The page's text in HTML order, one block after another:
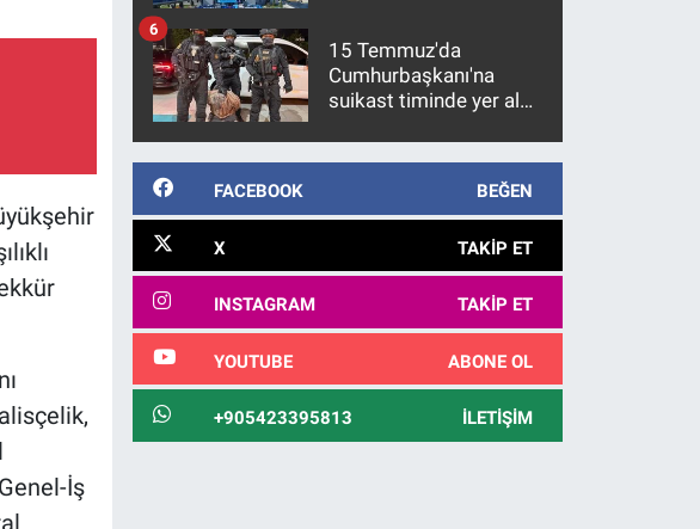
İş
15 Temmuz'da
Cumhurbaşkanı'na
suikast timinde yer alan
10 yıl sonra yakalandı
6
FACEBOOK BEĞEN
X TAKIP ET
INSTAGRAM TAKIP ET
YOUTUBE ABONE OL
+905423395813 İLETIŞIM